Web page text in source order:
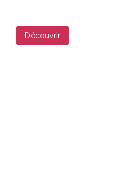
Découvrir